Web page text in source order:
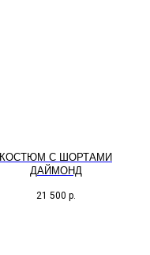
КОСТЮМ С ШОРТАМИ
ДАЙМОНД
21 500 р.